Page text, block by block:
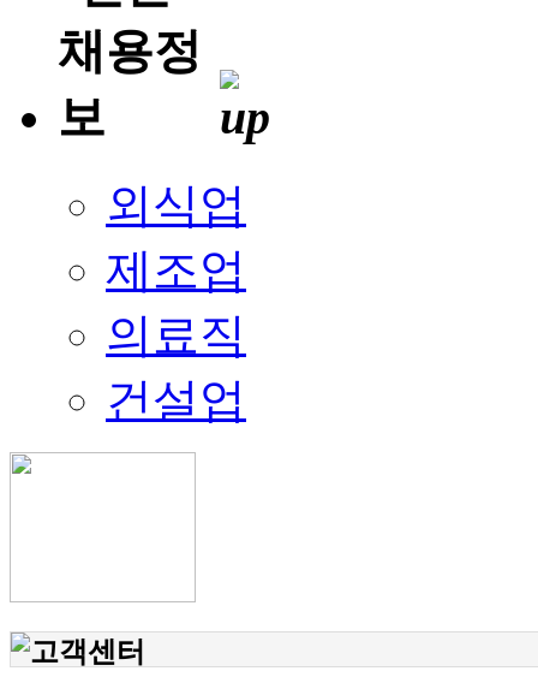
외식업
제조업
의료직
건설업